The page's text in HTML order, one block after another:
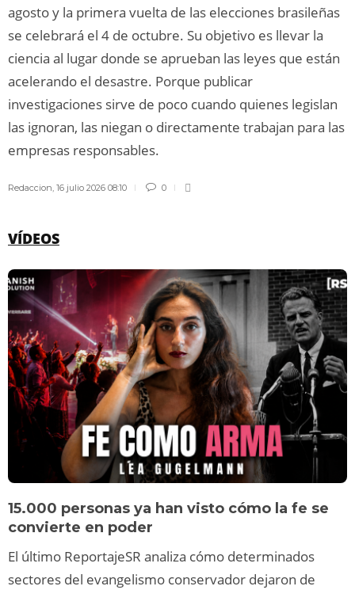
agosto y la primera vuelta de las elecciones brasileñas
se celebrará el 4 de octubre. Su objetivo es llevar la
ciencia al lugar donde se aprueban las leyes que están
acelerando el desastre. Porque publicar
investigaciones sirve de poco cuando quienes legislan
las ignoran, las niegan o directamente trabajan para las
empresas responsables.
Redaccion, 16 julio 2026 08:10 0
VÍDEOS
15.000 personas ya han visto cómo la fe se
convierte en poder
El último ReportajeSR analiza cómo determinados
sectores del evangelismo conservador dejaron de